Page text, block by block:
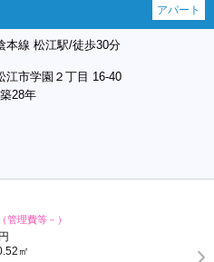
アパート
本線 松江駅/徒歩30分
江市学園２丁目 16-40
28年
（管理費等－）
円
㎡